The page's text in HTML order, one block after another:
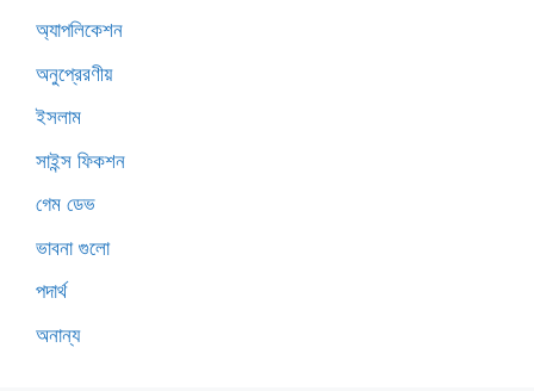
অ্যাপলিকেশন
অনুপ্রেরণীয়
ইসলাম
সাইন্স ফিকশন
গেম ডেভ
ভাবনা গুলো
পদার্থ
অনান্য